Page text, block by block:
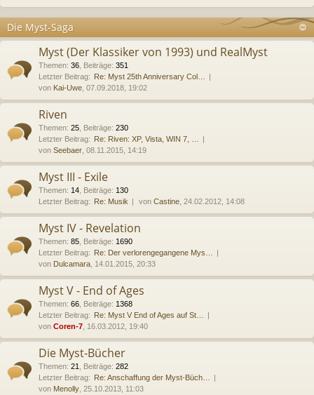
Die Myst-Saga
Myst (Der Klassiker von 1993) und RealMyst
Themen: 36 Beiträge: 351
Letzter Beitrag: Re: Myst 25th Anniversary Col…
von Kai-Uwe , 07.09.2018, 19:02
Riven
Themen: 25 Beiträge: 230
Letzter Beitrag: Re: Riven: XP, Vista, WIN 7, …
von Seebaer , 08.11.2015, 14:19
Myst III - Exile
Themen: 14 Beiträge: 130
Letzter Beitrag: Re: Musik von Castine , 24.02.2012, 14:08
Myst IV - Revelation
Themen: 85 Beiträge: 1690
Letzter Beitrag: Re: Der verlorengegangene Mys…
von Dulcamara , 14.01.2015, 20:33
Myst V - End of Ages
Themen: 66 Beiträge: 1368
Letzter Beitrag: Re: Myst V End of Ages auf St…
von Coren-7 , 16.03.2012, 19:40
Die Myst-Bücher
Themen: 21 Beiträge: 282
Letzter Beitrag: Re: Anschaffung der Myst-Büch…
von Menolly , 25.10.2013, 11:03